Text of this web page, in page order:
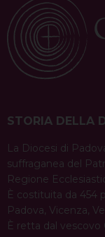
STORIA DELLA
La Diocesi di
suffraganea del
Regione
È costituita da 454
Padova, Vicenza,
È retta dal vescovo